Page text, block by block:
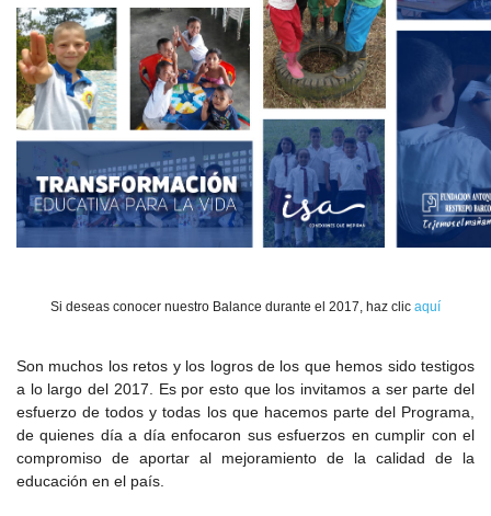
Si deseas conocer nuestro Balance durante el 2017, haz clic aquí
Son muchos los retos y los logros de los que hemos sido testigos
a lo largo del 2017. Es por esto que los invitamos a ser parte del
esfuerzo de todos y todas los que hacemos parte del Programa,
de quienes día a día enfocaron sus esfuerzos en cumplir con el
compromiso de aportar al mejoramiento de la calidad de la
educación en el país.